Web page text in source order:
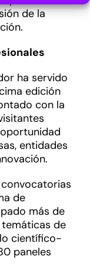
de la
ha servido
edición
con la
entidades
de
más de
de
científico-
paneles